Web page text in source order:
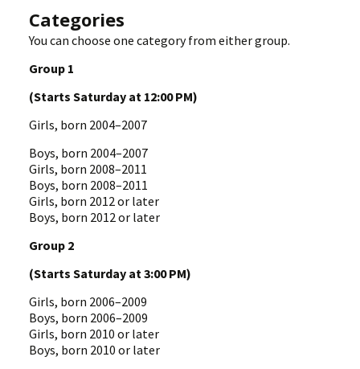
Categories
You can choose one category from either group.
Group 1
(Starts Saturday at 12:00 PM)
Girls, born 2004–2007
Boys, born 2004–2007
Girls, born 2008–2011
Boys, born 2008–2011
Girls, born 2012 or later
Boys, born 2012 or later
Group 2
(Starts Saturday at 3:00 PM)
Girls, born 2006–2009
Boys, born 2006–2009
Girls, born 2010 or later
Boys, born 2010 or later